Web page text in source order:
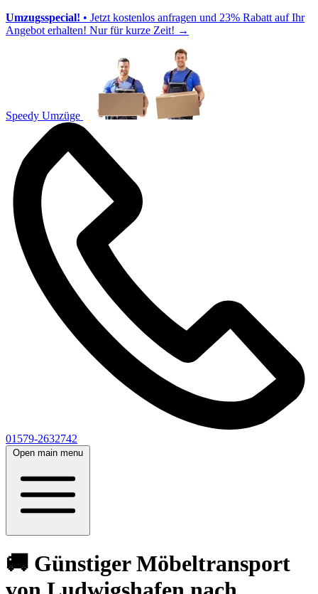
Umzugsspecial! • Jetzt kostenlos anfragen und 23% Rabatt auf Ihr
Angebot erhalten! Nur für kurze Zeit! →
Speedy Umzüge
01579-2632742
Open main menu
🚚 Günstiger Möbeltransport